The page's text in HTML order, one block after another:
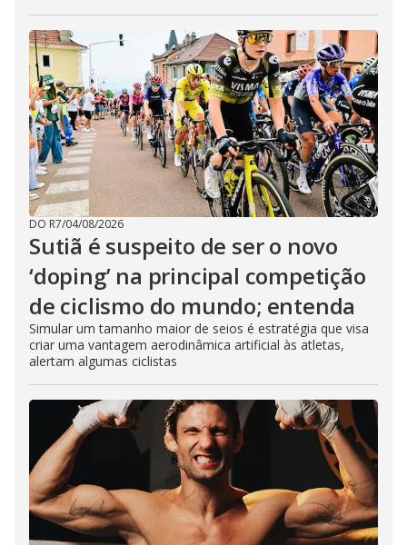
DO R7/04/08/2026
Sutiã é suspeito de ser o novo
‘doping’ na principal competição
de ciclismo do mundo; entenda
Simular um tamanho maior de seios é estratégia que visa
criar uma vantagem aerodinâmica artificial às atletas,
alertam algumas ciclistas